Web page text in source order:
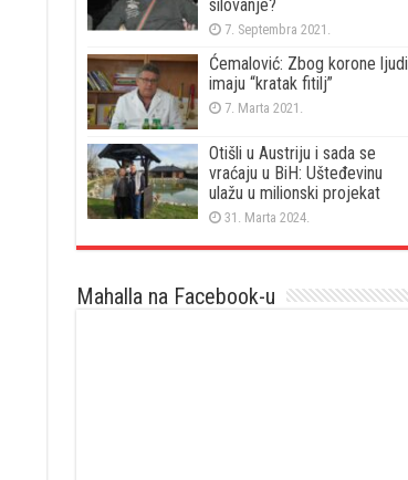
silovanje?
7. Septembra 2021.
Ćemalović: Zbog korone ljudi
imaju “kratak fitilj”
7. Marta 2021.
Otišli u Austriju i sada se
vraćaju u BiH: Ušteđevinu
ulažu u milionski projekat
31. Marta 2024.
Mahalla na Facebook-u